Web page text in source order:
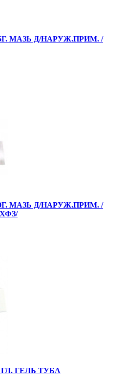
МАЗЬ Д/НАРУЖ.ПРИМ. /
МАЗЬ Д/НАРУЖ.ПРИМ. /
ГЛ. ГЕЛЬ ТУБА